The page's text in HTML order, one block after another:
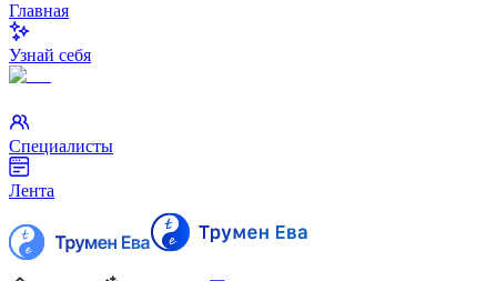
Главная
Узнай себя
Специалисты
Лента